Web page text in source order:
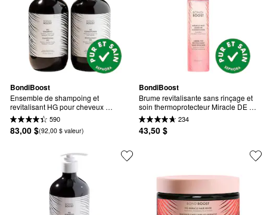
BondiBoost
Ensemble de shampoing et
revitalisant HG pour cheveux
clairsemés avec romarin
590
83,00 $(92,00 $ valeur)
BondiBoost
Brume revitalisante sans rinçage et
soin thermoprotecteur Miracle DE
HG Gwberry Gum
234
43,50 $